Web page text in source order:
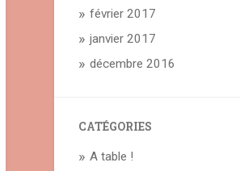
février 2017
janvier 2017
décembre 2016
CATÉGORIES
A table !